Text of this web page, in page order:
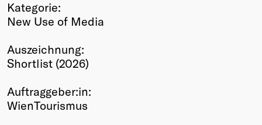
Young Creatives
Friends of Creativity
Winners
2026
Annual
Kategorie:
New Use of Media
Auszeichnung:
Shortlist (2026)
Auftraggeber:in:
WienTourismus